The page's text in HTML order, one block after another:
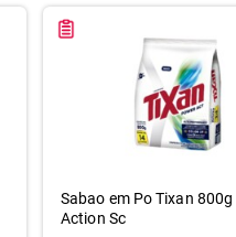
Sabao em Po Tixan
Action Sc